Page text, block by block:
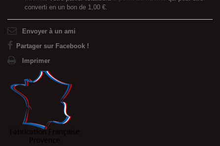
converti en un bon de 1,00 €.
Envoyer à un ami
Partager sur Facebook !
Imprimer